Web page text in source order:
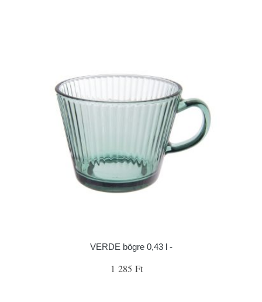
VERDE bögre 0,43 l -
1 285 Ft